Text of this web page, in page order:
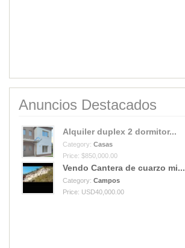
Anuncios Destacados
Alquiler duplex 2 dormitor...
Category: Casas
Price: $850,000.00
Vendo Cantera de cuarzo mi...
Category: Campos
Price: USD40,000.00